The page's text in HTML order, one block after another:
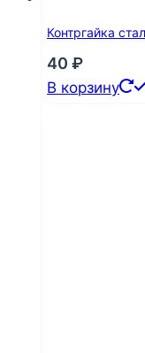
Контргайка
40 ₽
В корзину